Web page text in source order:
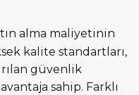
alma maliyetinin
kalite standartları,
güvenlik
sahip. Farklı